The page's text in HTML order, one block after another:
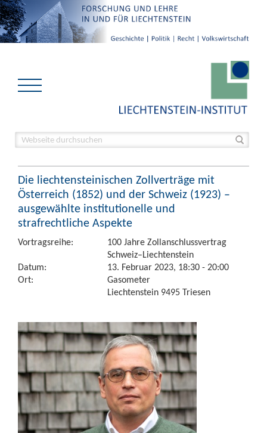
Die liechtensteinischen Zollverträge mit
Österreich (1852) und der Schweiz (1923) –
ausgewählte institutionelle und
strafrechtliche Aspekte
Vortragsreihe:
100 Jahre Zollanschlussvertrag
Schweiz–Liechtenstein
Datum:
13. Februar 2023, 18:30 - 20:00
Ort:
Gasometer
Liechtenstein 9495 Triesen